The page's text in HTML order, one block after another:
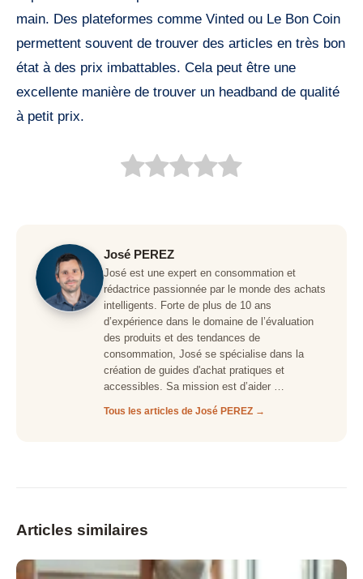
main. Des plateformes comme Vinted ou Le Bon Coin
permettent souvent de trouver des articles en très bon
état à des prix imbattables. Cela peut être une
excellente manière de trouver un headband de qualité
à petit prix.
José PEREZ
José est une expert en consommation et
rédactrice passionnée par le monde des achats
intelligents. Forte de plus de 10 ans
d’expérience dans le domaine de l’évaluation
des produits et des tendances de
consommation, José se spécialise dans la
création de guides d'achat pratiques et
accessibles. Sa mission est d’aider …
Tous les articles de José PEREZ →
Articles similaires